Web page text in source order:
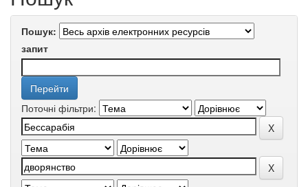
Пошук:
запит
Поточні фільтри: